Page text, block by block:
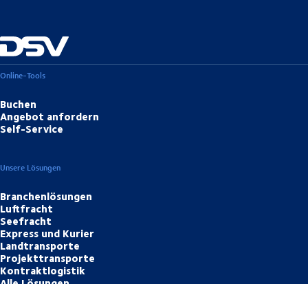
Online-Tools
Buchen
Angebot anfordern
Self-Service
Unsere Lösungen
Branchenlösungen
Luftfracht
Seefracht
Express und Kurier
Landtransporte
Projekttransporte
Kontraktlogistik